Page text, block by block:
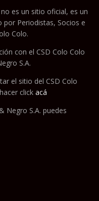
es un sitio oficial, es un
por Periodistas, Socios e
Colo.
con el CSD Colo Colo
S.A.
el sitio del CSD Colo
click acá
Negro S.A. puedes